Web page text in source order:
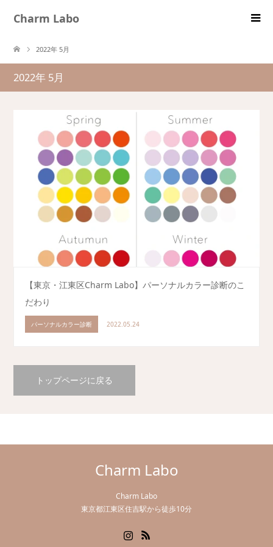
Charm Labo
2022年 5月
2022年 5月
【東京・江東区Charm Labo】パーソナルカラー診断のこ
だわり
パーソナルカラー診断 2022.05.24
トップページに戻る
Charm Labo
Charm Labo
東京都江東区住吉駅から徒歩10分